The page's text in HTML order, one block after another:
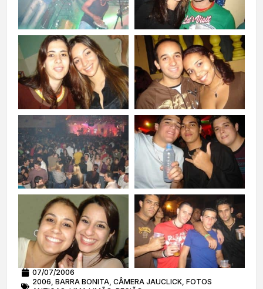
07/07/2006
2006, BARRA BONITA, CÂMERA JAUCLICK, FOTOS